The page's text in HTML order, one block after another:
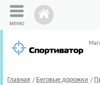
Главная Беговые дорожки